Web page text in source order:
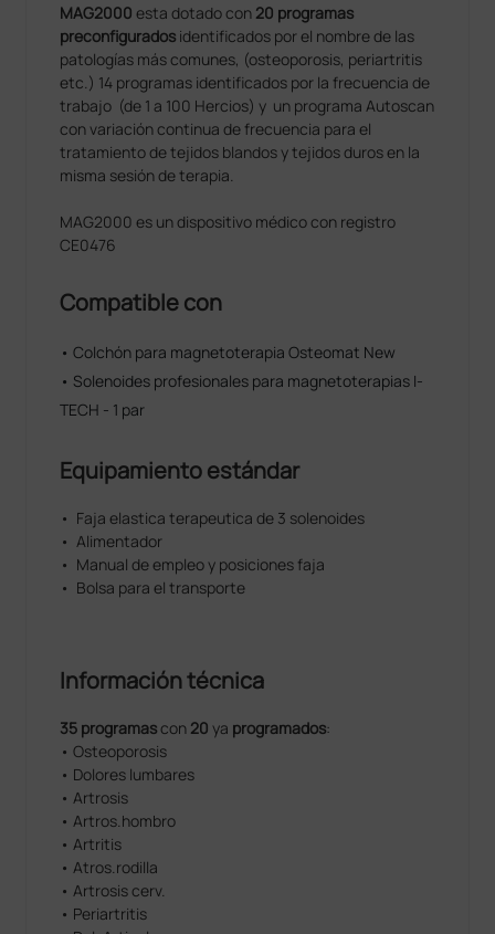
MAG2000esta dotado con 20 programas
preconfigurados identificados por el nombre de las
patologías más comunes, (osteoporosis, periartritis
etc.) 14 programas identificados por la frecuencia de
trabajo (de 1 a 100 Hercios) y un programa Autoscan
con variación continua de frecuencia para el
tratamiento de tejidos blandos y tejidos duros en la
misma sesión de terapia.
MAG2000 es un dispositivo médico con registro
CE0476
Compatible con
• Colchón para magnetoterapia Osteomat New
• Solenoides profesionales para magnetoterapias I-
TECH - 1 par
Equipamiento estándar
• Faja elastica terapeutica de 3 solenoides
• Alimentador
• Manual de empleo y posiciones faja
• Bolsa para el transporte
Información técnica
35 programascon 20 ya programados:
• Osteoporosis
• Dolores lumbares
• Artrosis
• Artros.hombro
• Artritis
• Atros.rodilla
• Artrosis cerv.
• Periartritis